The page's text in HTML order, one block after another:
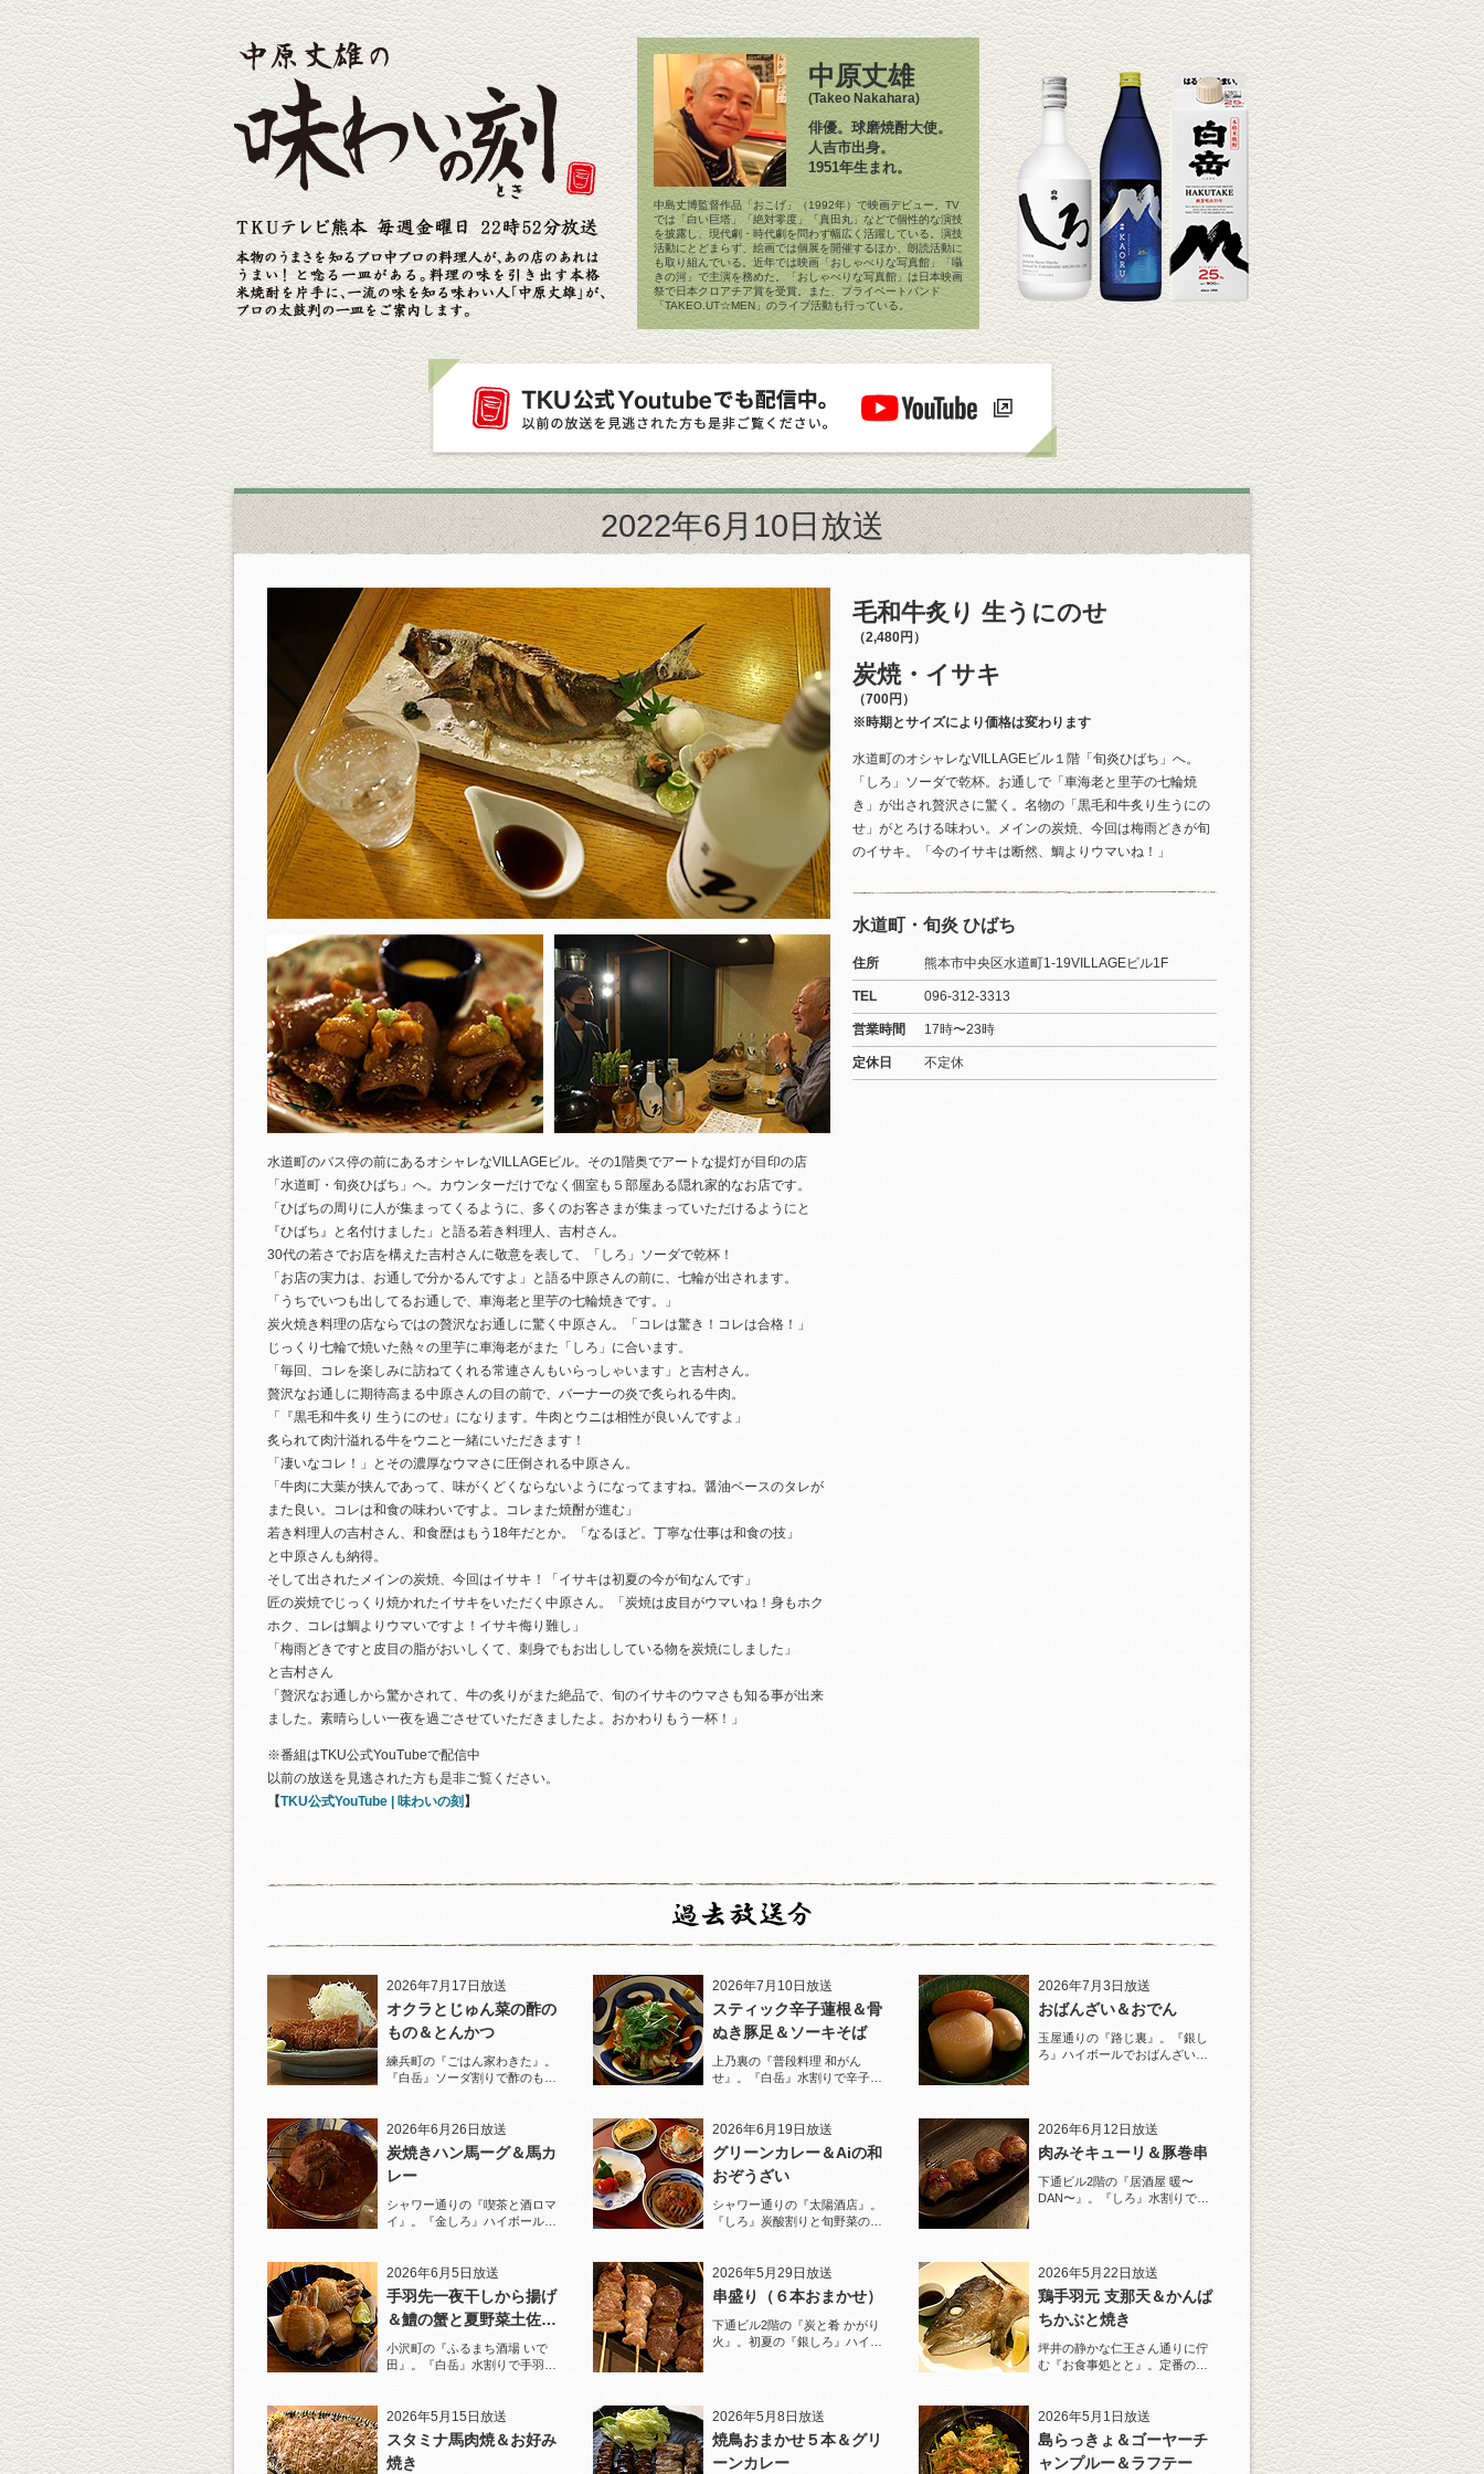
中原丈雄
(Takeo Nakahara)
俳優。球磨焼酎大使。
人吉市出身。
1951年生まれ。
中島丈博監督作品「おこげ」（1992年）で映画デビュー。TV
では「白い巨塔」「絶対零度」「真田丸」などで個性的な演技
を披露し、現代劇・時代劇を問わず幅広く活躍している。演技
活動にとどまらず、絵画では個展を開催するほか、朗読活動に
も取り組んでいる。近年では映画「おしゃべりな写真館」「囁
きの河」で主演を務めた。「おしゃべりな写真館」は日本映画
祭で日本クロアチア賞を受賞。また、プライベートバンド
「TAKEO.UT☆MEN」のライブ活動も行っている。
2022年6月10日放送
毛和牛炙り 生うにのせ
（2,480円）
炭焼・イサキ
（700円）
※時期とサイズにより価格は変わります
水道町のオシャレなVILLAGEビル１階「旬炎ひばち」へ。
「しろ」ソーダで乾杯。お通しで「車海老と里芋の七輪焼
き」が出され贅沢さに驚く。名物の「黒毛和牛炙り生うにの
せ」がとろける味わい。メインの炭焼、今回は梅雨どきが旬
のイサキ。「今のイサキは断然、鯛よりウマいね！」
水道町のバス停の前にあるオシャレなVILLAGEビル。その1階奥でアートな提灯が目印の店
「水道町・旬炎ひばち」へ。カウンターだけでなく個室も５部屋ある隠れ家的なお店です。
「ひばちの周りに人が集まってくるように、多くのお客さまが集まっていただけるようにと
『ひばち』と名付けました」と語る若き料理人、吉村さん。
30代の若さでお店を構えた吉村さんに敬意を表して、「しろ」ソーダで乾杯！
「お店の実力は、お通しで分かるんですよ」と語る中原さんの前に、七輪が出されます。
「うちでいつも出してるお通しで、車海老と里芋の七輪焼きです。」
炭火焼き料理の店ならではの贅沢なお通しに驚く中原さん。「コレは驚き！コレは合格！」
じっくり七輪で焼いた熱々の里芋に車海老がまた「しろ」に合います。
「毎回、コレを楽しみに訪ねてくれる常連さんもいらっしゃいます」と吉村さん。
贅沢なお通しに期待高まる中原さんの目の前で、バーナーの炎で炙られる牛肉。
「『黒毛和牛炙り 生うにのせ』になります。牛肉とウニは相性が良いんですよ」
炙られて肉汁溢れる牛をウニと一緒にいただきます！
「凄いなコレ！」とその濃厚なウマさに圧倒される中原さん。
「牛肉に大葉が挟んであって、味がくどくならないようになってますね。醤油ベースのタレが
また良い。コレは和食の味わいですよ。コレまた焼酎が進む」
若き料理人の吉村さん、和食歴はもう18年だとか。「なるほど。丁寧な仕事は和食の技」
と中原さんも納得。
そして出されたメインの炭焼、今回はイサキ！「イサキは初夏の今が旬なんです」
匠の炭焼でじっくり焼かれたイサキをいただく中原さん。「炭焼は皮目がウマいね！身もホク
ホク、コレは鯛よりウマいですよ！イサキ侮り難し」
「梅雨どきですと皮目の脂がおいしくて、刺身でもお出ししている物を炭焼にしました」
と吉村さん
「贅沢なお通しから驚かされて、牛の炙りがまた絶品で、旬のイサキのウマさも知る事が出来
ました。素晴らしい一夜を過ごさせていただきましたよ。おかわりもう一杯！」
※番組はTKU公式YouTubeで配信中
以前の放送を見逃された方も是非ご覧ください。
【TKU公式YouTube | 味わいの刻 】
水道町・旬炎 ひばち
住所 熊本市中央区水道町1-19VILLAGEビル1F
TEL 096-312-3313
営業時間 17時〜23時
定休日 不定休
2026年7月17日放送
オクラとじゅん菜の酢の
もの＆とんかつ
練兵町の『ごはん家わきた』。
『白岳』ソーダ割りで酢のもの
2026年7月10日放送
スティック辛子蓮根＆骨
ぬき豚足＆ソーキそば
上乃裏の『普段料理 和がん
せ』。『白岳』水割りで辛子蓮
2026年7月3日放送
おばんざい＆おでん
玉屋通りの『路じ裏』。『銀し
ろ』ハイボールでおばんざいと
2026年6月26日放送
炭焼きハン馬ーグ＆馬カ
レー
シャワー通りの『喫茶と酒ロマ
イ』。『金しろ』ハイボールで
2026年6月19日放送
グリーンカレー＆Aiの和
おぞうざい
シャワー通りの『太陽酒店』。
『しろ』炭酸割りと旬野菜のお
2026年6月12日放送
肉みそキューリ＆豚巻串
下通ビル2階の『居酒屋 暖〜
DAN〜』。『しろ』水割りで夏
2026年6月5日放送
手羽先一夜干しから揚げ
＆鱧の蟹と夏野菜土佐酢
ジュレがけ
小沢町の『ふるまち酒場 いで
田』。『白岳』水割りで手羽先
2026年5月29日放送
串盛り（６本おまかせ）
下通ビル2階の『炭と肴 かがり
火』。初夏の『銀しろ』ハイボ
2026年5月22日放送
鶏手羽元 支那天＆かんぱ
ちかぶと焼き
坪井の静かな仁王さん通りに佇
む『お食事処とと』。定番の
2026年5月15日放送
スタミナ馬肉焼＆お好み
焼き
2026年5月8日放送
焼鳥おまかせ５本＆グリ
ーンカレー
2026年5月1日放送
島らっきょ＆ゴーヤーチ
ャンプルー＆ラフテー